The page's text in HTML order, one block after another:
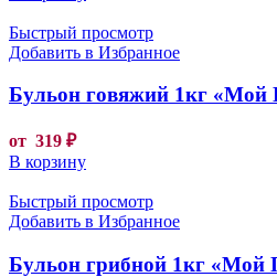
Быстрый просмотр
Добавить в Избранное
Бульон говяжий 1кг «Мой
от 319 ₽
В корзину
Быстрый просмотр
Добавить в Избранное
Бульон грибной 1кг «Мой